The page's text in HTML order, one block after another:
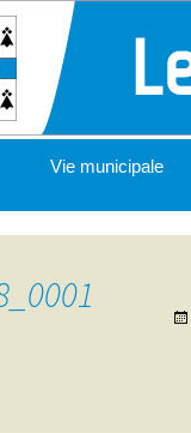
Vie municipale